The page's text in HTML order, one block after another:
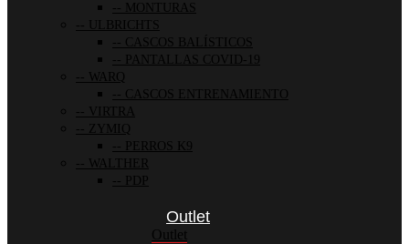
MONTURAS
ULBRICHTS
CASCOS BALÍSTICOS
PANTALLAS COVID-19
WARQ
CASCOS ENTRENAMIENTO
VIRTRA
ZYMIQ
PERROS K9
WALTHER
PDP
Outlet
Outlet